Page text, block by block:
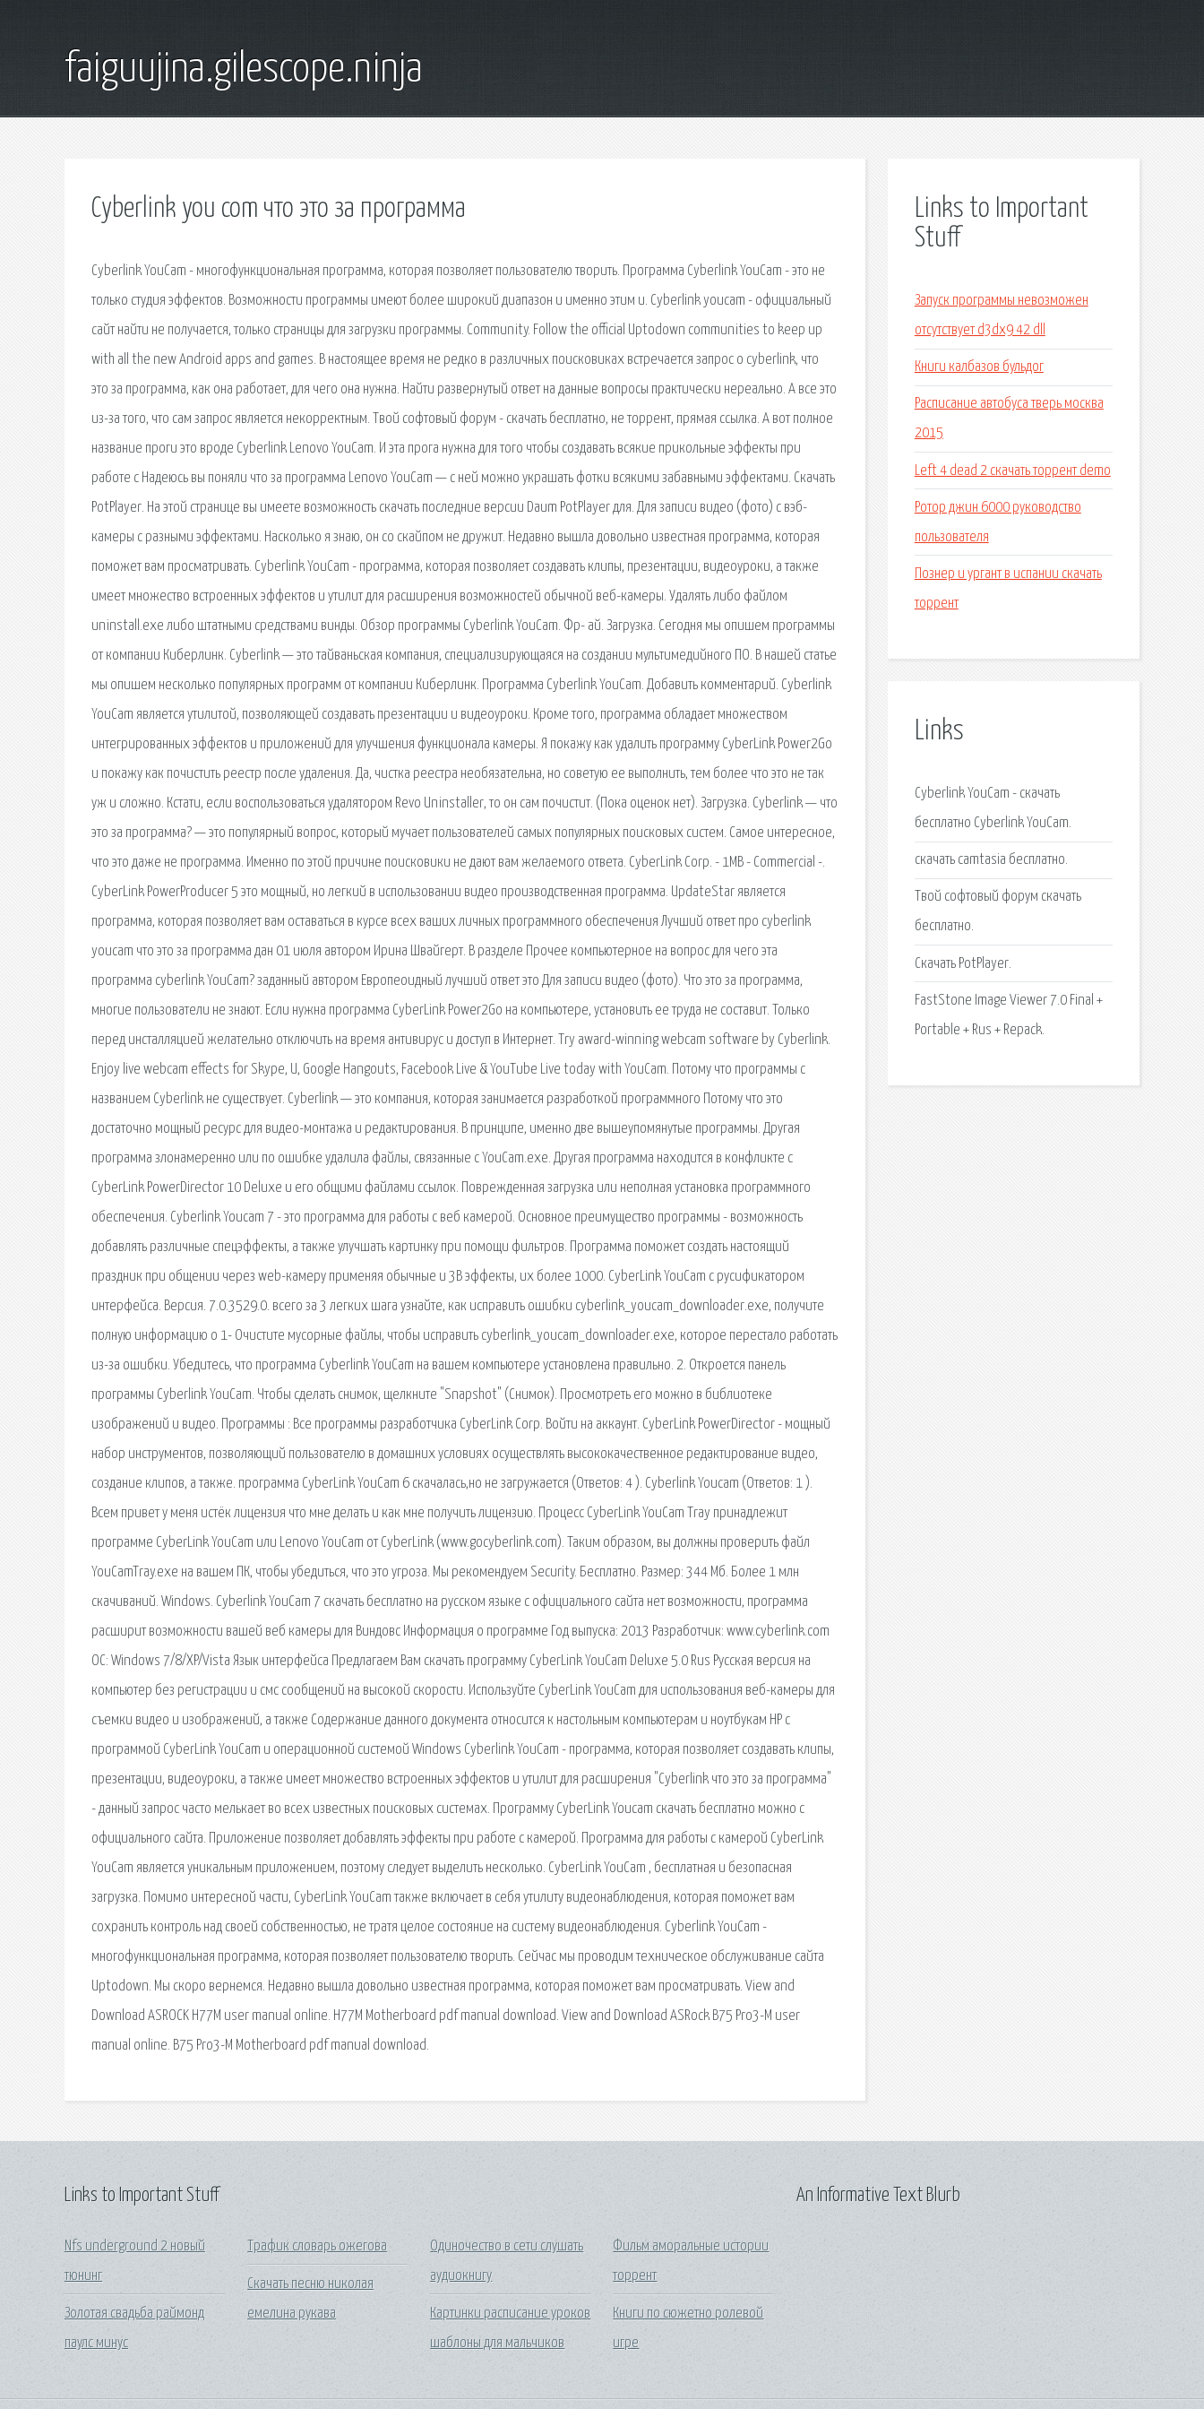
faiguujina.gilescope.ninja
Cyberlink you com что это за программа
Cyberlink YouCam - многофункциональная программа, которая позволяет пользователю творить. Программа Cyberlink YouCam - это не
только студия эффектов. Возможности программы имеют более широкий диапазон и именно этим и. Cyberlink youcam - официальный
сайт найти не получается, только страницы для загрузки программы. Community. Follow the official Uptodown communities to keep up
with all the new Android apps and games. В настоящее время не редко в различных поисковиках встречается запрос о cyberlink, что
это за программа, как она работает, для чего она нужна. Найти развернутый ответ на данные вопросы практически нереально. А все это
из-за того, что сам запрос является некорректным. Твой софтовый форум - скачать бесплатно, не торрент, прямая ссылка. А вот полное
название проги это вроде Cyberlink Lenovo YouCam. И эта прога нужна для того чтобы создавать всякие прикольные эффекты при
работе с Надеюсь вы поняли что за программа Lenovo YouCam — с ней можно украшать фотки всякими забавными эффектами. Скачать
PotPlayer. На этой странице вы имеете возможность скачать последние версии Daum PotPlayer для. Для записи видео (фото) с вэб-
камеры с разными эффектами. Насколько я знаю, он со скайпом не дружит. Недавно вышла довольно известная программа, которая
поможет вам просматривать. Cyberlink YouCam - программа, которая позволяет создавать клипы, презентации, видеоуроки, а также
имеет множество встроенных эффектов и утилит для расширения возможностей обычной веб-камеры. Удалять либо файлом
uninstall.exe либо штатными средствами винды. Обзор программы Cyberlink YouCam. Фр- ай. Загрузка. Сегодня мы опишем программы
от компании Киберлинк. Cyberlink — это тайваньская компания, специализирующаяся на создании мультимедийного ПО. В нашей статье
мы опишем несколько популярных программ от компании Киберлинк. Программа Cyberlink YouCam. Добавить комментарий. Cyberlink
YouCam является утилитой, позволяющей создавать презентации и видеоуроки. Кроме того, программа обладает множеством
интегрированных эффектов и приложений для улучшения функционала камеры. Я покажу как удалить программу CyberLink Power2Go
и покажу как почистить реестр после удаления. Да, чистка реестра необязательна, но советую ее выполнить, тем более что это не так
уж и сложно. Кстати, если воспользоваться удалятором Revo Uninstaller, то он сам почистит. (Пока оценок нет). Загрузка. Cyberlink — что
это за программа? — это популярный вопрос, который мучает пользователей самых популярных поисковых систем. Самое интересное,
что это даже не программа. Именно по этой причине поисковики не дают вам желаемого ответа. CyberLink Corp. - 1MB - Commercial -.
CyberLink PowerProducer 5 это мощный, но легкий в использовании видео производственная программа. UpdateStar является
программа, которая позволяет вам оставаться в курсе всех ваших личных программного обеспечения Лучший ответ про cyberlink
youcam что это за программа дан 01 июля автором Ирина Швайгерт. В разделе Прочее компьютерное на вопрос для чего эта
программа cyberlink YouCam? заданный автором Европеоидный лучший ответ это Для записи видео (фото). Что это за программа,
многие пользователи не знают. Если нужна программа CyberLink Power2Go на компьютере, установить ее труда не составит. Только
перед инсталляцией желательно отключить на время антивирус и доступ в Интернет. Try award-winning webcam software by Cyberlink.
Enjoy live webcam effects for Skype, U, Google Hangouts, Facebook Live & YouTube Live today with YouCam. Потому что программы с
названием Cyberlink не существует. Cyberlink — это компания, которая занимается разработкой программного Потому что это
достаточно мощный ресурс для видео-монтажа и редактирования. В принципе, именно две вышеупомянутые программы. Другая
программа злонамеренно или по ошибке удалила файлы, связанные с YouCam.exe. Другая программа находится в конфликте с
CyberLink PowerDirector 10 Deluxe и его общими файлами ссылок. Поврежденная загрузка или неполная установка программного
обеспечения. Cyberlink Youcam 7 - это программа для работы с веб камерой. Основное преимущество программы - возможность
добавлять различные спецэффекты, а также улучшать картинку при помощи фильтров. Программа поможет создать настоящий
праздник при общении через web-камеру применяя обычные и 3В эффекты, их более 1000. CyberLink YouCam с русификатором
интерфейса. Версия. 7.0.3529.0. всего за 3 легких шага узнайте, как исправить ошибки cyberlink_youcam_downloader.exe, получите
полную информацию о 1- Очистите мусорные файлы, чтобы исправить cyberlink_youcam_downloader.exe, которое перестало работать
из-за ошибки. Убедитесь, что программа Cyberlink YouCam на вашем компьютере установлена правильно. 2. Откроется панель
программы Cyberlink YouCam. Чтобы сделать снимок, щелкните "Snapshot" (Снимок). Просмотреть его можно в библиотеке
изображений и видео. Программы : Все программы разработчика CyberLink Corp. Войти на аккаунт. CyberLink PowerDirector - мощный
набор инструментов, позволяющий пользователю в домашних условиях осуществлять высококачественное редактирование видео,
создание клипов, а также. программа CyberLink YouCam 6 скачалась,но не загружается (Ответов: 4 ). Cyberlink Youcam (Ответов: 1 ).
Всем привет у меня истёк лицензия что мне делать и как мне получить лицензию. Процесс CyberLink YouCam Tray принадлежит
программе CyberLink YouCam или Lenovo YouCam от CyberLink (www.gocyberlink.com). Таким образом, вы должны проверить файл
YouCamTray.exe на вашем ПК, чтобы убедиться, что это угроза. Мы рекомендуем Security. Бесплатно. Размер: 344 Мб. Более 1 млн
скачиваний. Windows. Cyberlink YouCam 7 скачать бесплатно на русском языке с официального сайта нет возможности, программа
расширит возможности вашей веб камеры для Виндовс Информация о программе Год выпуска: 2013 Разработчик: www.cyberlink.com
ОС: Windows 7/8/XP/Vista Язык интерфейса Предлагаем Вам скачать программу CyberLink YouCam Deluxe 5.0 Rus Русская версия на
компьютер без регистрации и смс сообщений на высокой скорости. Используйте CyberLink YouCam для использования веб-камеры для
съемки видео и изображений, а также Содержание данного документа относится к настольным компьютерам и ноутбукам HP с
программой CyberLink YouCam и операционной системой Windows Cyberlink YouCam - программа, которая позволяет создавать клипы,
презентации, видеоуроки, а также имеет множество встроенных эффектов и утилит для расширения "Cyberlink что это за программа"
- данный запрос часто мелькает во всех известных поисковых системах. Программу CyberLink Youcam скачать бесплатно можно с
официального сайта. Приложение позволяет добавлять эффекты при работе с камерой. Программа для работы с камерой CyberLink
YouCam является уникальным приложением, поэтому следует выделить несколько. CyberLink YouCam , бесплатная и безопасная
загрузка. Помимо интересной части, CyberLink YouCam также включает в себя утилиту видеонаблюдения, которая поможет вам
сохранить контроль над своей собственностью, не тратя целое состояние на систему видеонаблюдения. Cyberlink YouCam -
многофункциональная программа, которая позволяет пользователю творить. Сейчас мы проводим техническое обслуживание сайта
Uptodown. Мы скоро вернемся. Недавно вышла довольно известная программа, которая поможет вам просматривать. View and
Download ASROCK H77M user manual online. H77M Motherboard pdf manual download. View and Download ASRock B75 Pro3-M user
manual online. B75 Pro3-M Motherboard pdf manual download.
Links to Important
Stuff
Запуск программы невозможен
отсутствует d3dx9 42 dll
Книги калбазов бульдог
Расписание автобуса тверь москва
2015
Left 4 dead 2 скачать торрент demo
Ротор джин 6000 руководство
пользователя
Познер и ургант в испании скачать
торрент
Links
Cyberlink YouCam - скачать
бесплатно Cyberlink YouCam.
скачать camtasia бесплатно.
Твой софтовый форум скачать
бесплатно.
Скачать PotPlayer.
FastStone Image Viewer 7.0 Final +
Portable + Rus + Repack.
Links to Important Stuff
Nfs underground 2 новый
тюнинг
Золотая свадьба раймонд
паулс минус
Трафик словарь ожегова
Скачать песню николая
емелина рукава
Одиночество в сети слушать
аудиокнигу
Картинки расписание уроков
шаблоны для мальчиков
Фильм аморальные истории
торрент
Книги по сюжетно ролевой
игре
An Informative Text Blurb